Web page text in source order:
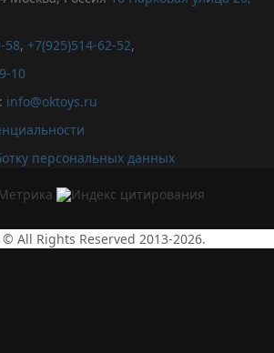
58, +7(925)514-62-52,
10
info@oktoys.ru
персональных данных
All Rights Reserved 2013-2026.